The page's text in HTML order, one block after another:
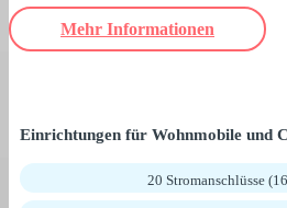
Mehr Informationen
Einrichtungen für Wohnmobile und
20 Stromanschlüsse